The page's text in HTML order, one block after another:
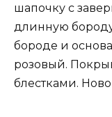
шапочку с
длинную
бороде и
розовый.
блестками.